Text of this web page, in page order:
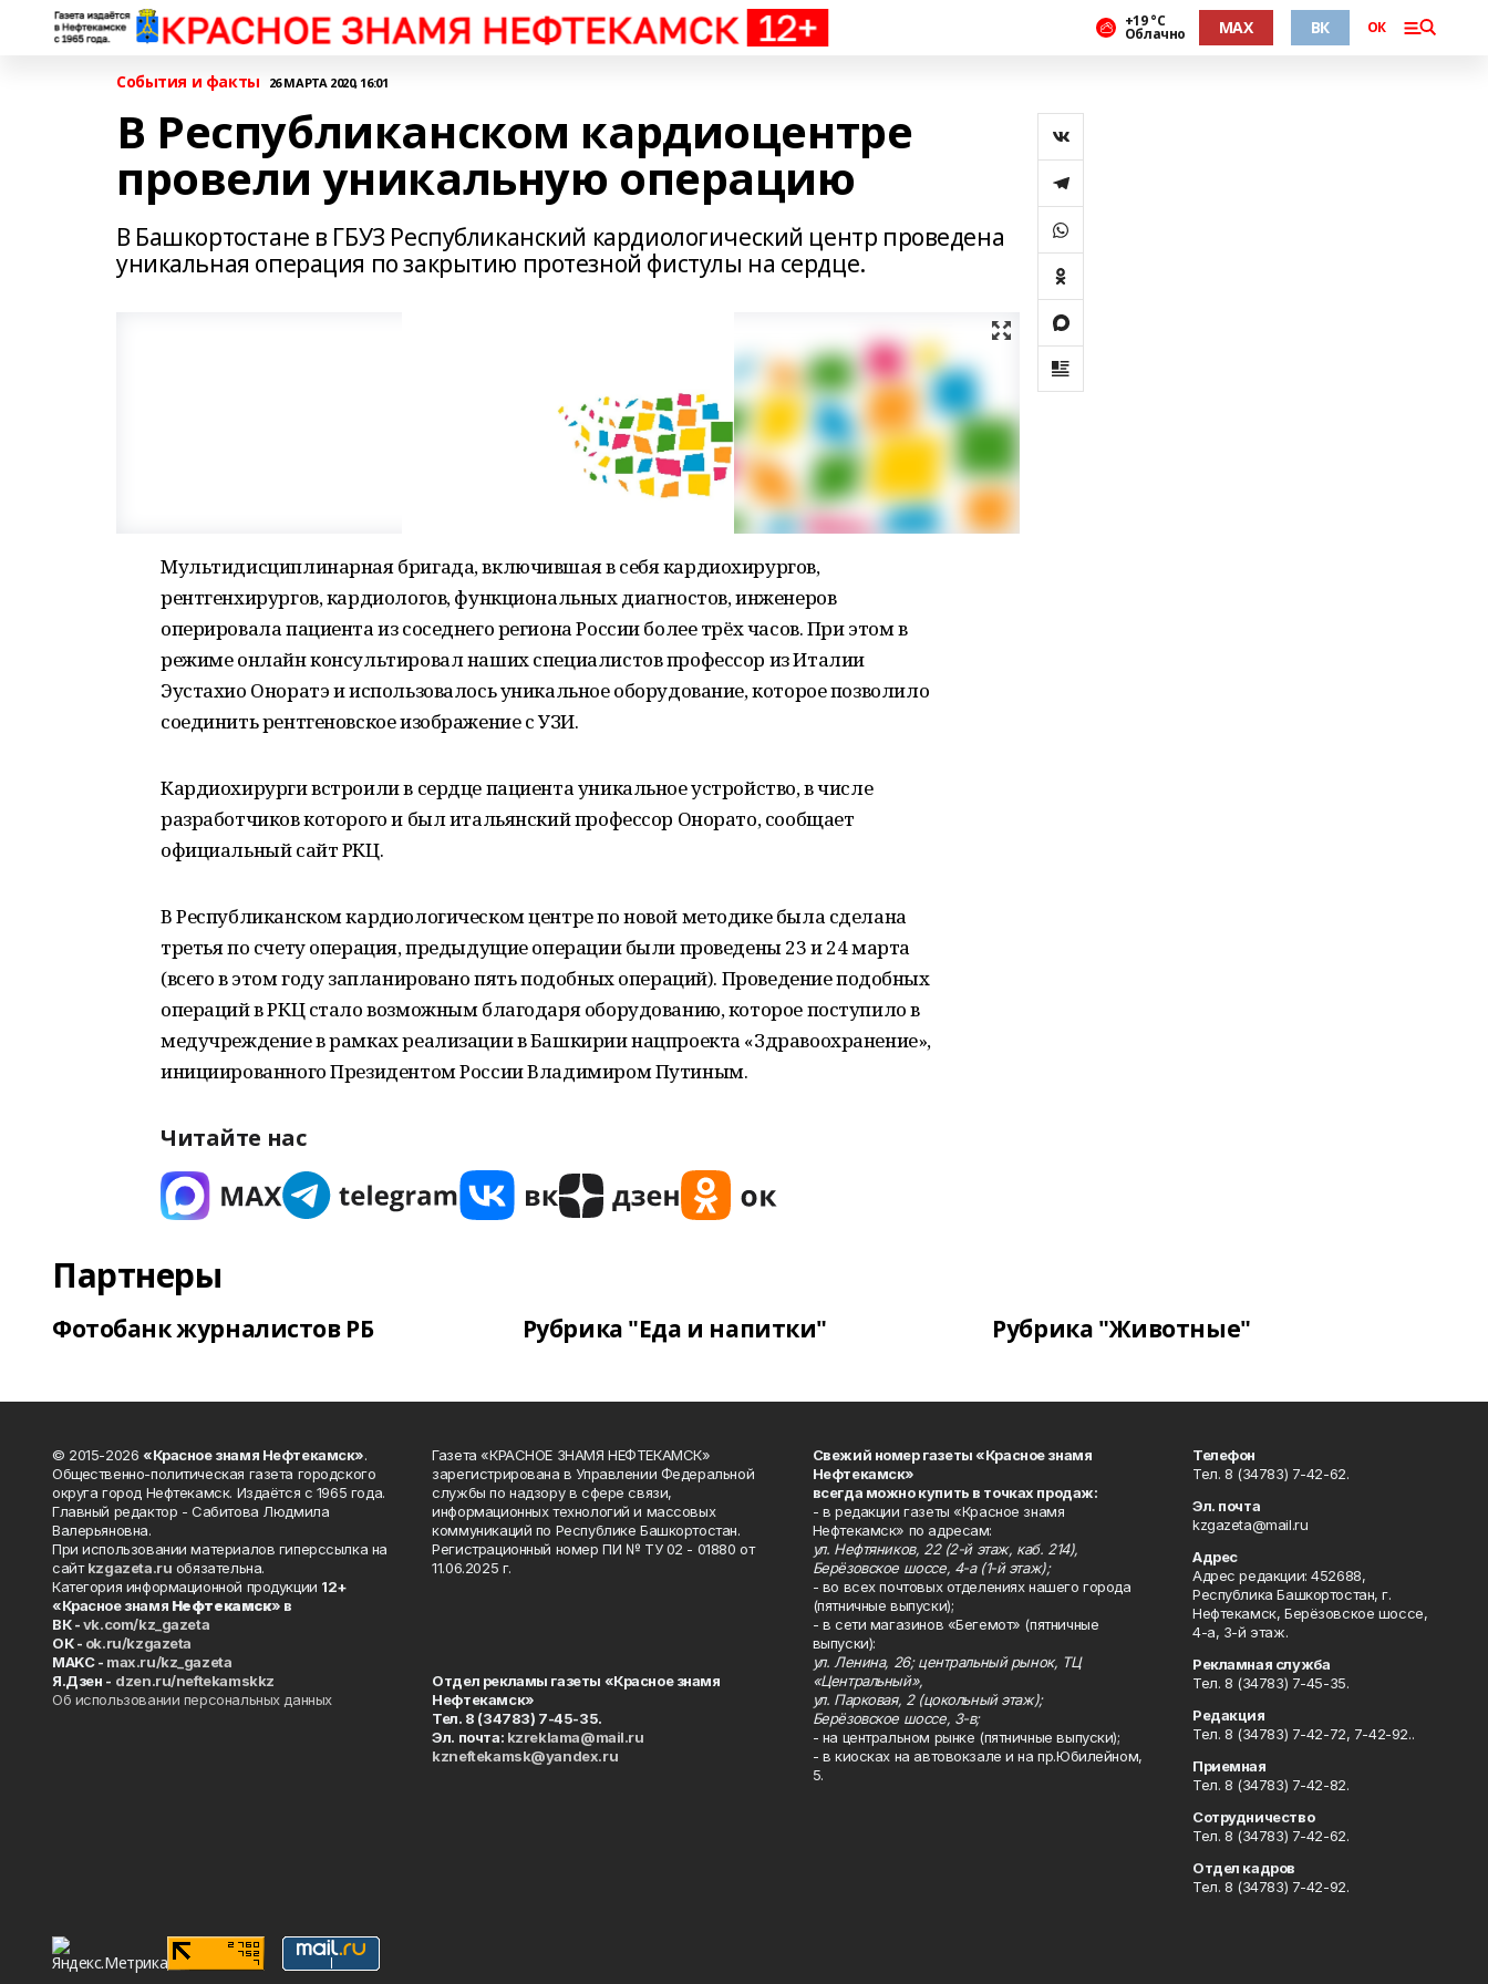
+19 °С
Облачно MAX ВК ОК
События и факты 26 МАРТА 2020, 16:01
В Республиканском кардиоцентре
провели уникальную операцию
В Башкортостане в ГБУЗ Республиканский кардиологический центр проведена
уникальная операция по закрытию протезной фистулы на сердце.
Мультидисциплинарная бригада, включившая в себя кардиохирургов,
рентгенхирургов, кардиологов, функциональных диагностов, инженеров
оперировала пациента из соседнего региона России более трёх часов. При этом в
режиме онлайн консультировал наших специалистов профессор из Италии
Эустахио Оноратэ и использовалось уникальное оборудование, которое позволило
соединить рентгеновское изображение с УЗИ.
Кардиохирурги встроили в сердце пациента уникальное устройство, в числе
разработчиков которого и был итальянский профессор Онорато, сообщает
официальный сайт РКЦ.
В Республиканском кардиологическом центре по новой методике была сделана
третья по счету операция, предыдущие операции были проведены 23 и 24 марта
(всего в этом году запланировано пять подобных операций). Проведение подобных
операций в РКЦ стало возможным благодаря оборудованию, которое поступило в
медучреждение в рамках реализации в Башкирии нацпроекта «Здравоохранение»,
инициированного Президентом России Владимиром Путиным.
Читайте нас
Партнеры
Фотобанк журналистов РБ Рубрика "Еда и напитки" Рубрика "Животные"
© 2015-2026 «Красное знамя Нефтекамск».
Общественно-политическая газета городского
округа город Нефтекамск. Издаётся с 1965 года.
Главный редактор - Сабитова Людмила
Валерьяновна.
При использовании материалов гиперссылка на
сайтkzgazeta.ru обязательна.
Категория информационной продукции 12+
«Красное знамя Нефтекамск» в
ВК -vk.com/kz_gazeta
ОК - ok.ru/kzgazeta
MAKC - max.ru/kz_gazeta
Я.Дзен - dzen.ru/neftekamskkz
Об использовании персональных данных
Газета «КРАСНОЕ ЗНАМЯ НЕФТЕКАМСК»
зарегистрирована в Управлении Федеральной
службы по надзору в сфере связи,
информационных технологий и массовых
коммуникаций по Республике Башкортостан.
Регистрационный номер ПИ № ТУ 02 - 01880 от
11.06.2025 г.
Отдел рекламы газеты «Красное знамя
Нефтекамск»
Тел. 8 (34783) 7-45-35.
Эл. почта: kzreklama@mail.ru
kzneftekamsk@yandex.ru
Свежий номер газеты «Красное знамя
Нефтекамск»
всегда можно купить в точках продаж:
- в редакции газеты «Красное знамя
Нефтекамск» по адресам:
ул. Нефтяников, 22 (2-й этаж, каб. 214),
Берёзовское шоссе, 4-а (1-й этаж);
- во всех почтовых отделениях нашего города
(пятничные выпуски);
- в сети магазинов «Бегемот» (пятничные
выпуски):
ул. Ленина, 26; центральный рынок, ТЦ
«Центральный»,
ул. Парковая, 2 (цокольный этаж);
Берёзовское шоссе, 3-в;
- на центральном рынке (пятничные выпуски);
- в киосках на автовокзале и на пр.Юбилейном,
5.
Телефон
Тел. 8 (34783) 7-42-62.
Эл. почта
kzgazeta@mail.ru
Адрес
Адрес редакции: 452688,
Республика Башкортостан, г.
Нефтекамск, Берёзовское шоссе,
4-а, 3-й этаж.
Рекламная служба
Тел. 8 (34783) 7-45-35.
Редакция
Тел. 8 (34783) 7-42-72, 7-42-92..
Приемная
Тел. 8 (34783) 7-42-82.
Сотрудничество
Тел. 8 (34783) 7-42-62.
Отдел кадров
Тел. 8 (34783) 7-42-92.